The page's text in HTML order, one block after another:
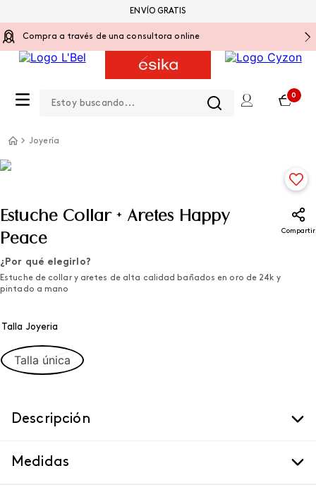
Compra a través de una consultora online
0
ENVÍO GRATIS
Joyería
Estuche Collar + Aretes Happy
Peace
Compartir
¿Por qué elegirlo?
Estuche de collar y aretes de alta calidad bañados en oro de 24k y
pintado a mano
Talla Joyeria
Talla única
Descripción
Medidas